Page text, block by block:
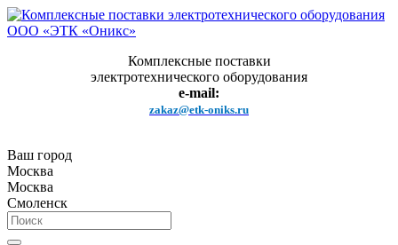
Комплексные поставки
электротехнического оборудования
e-mail:
zakaz@etk-oniks.ru
Ваш город
Москва
Москва
Смоленск